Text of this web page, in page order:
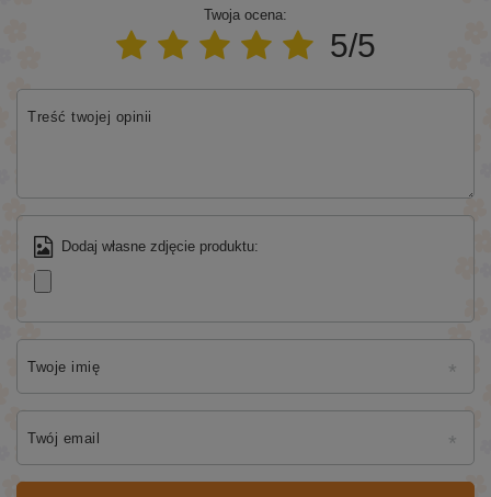
Twoja ocena:
5/5
Treść twojej opinii
Dodaj własne zdjęcie produktu:
Twoje imię
Twój email